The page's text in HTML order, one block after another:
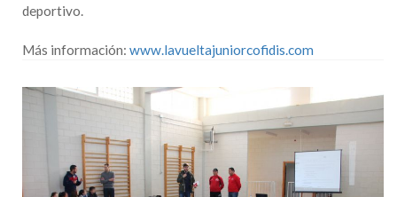
deportivo.
Más información: www.lavueltajuniorcofidis.com